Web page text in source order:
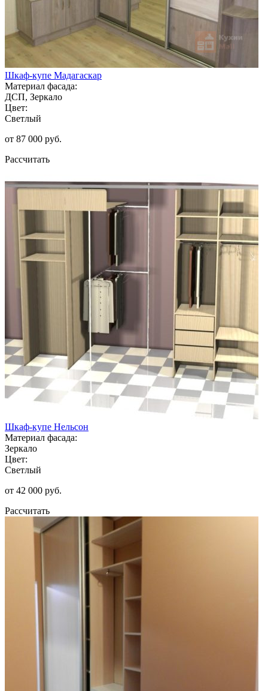
Шкаф-купе Мадагаскар
Материал фасада:
ДСП, Зеркало
Цвет:
Светлый
от 87 000 руб.
Рассчитать
Шкаф-купе Нельсон
Материал фасада:
Зеркало
Цвет:
Светлый
от 42 000 руб.
Рассчитать